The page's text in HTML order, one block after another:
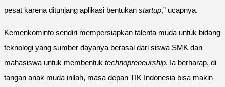
pesat karena ditunjang aplikasi bentukan startup,” ucapnya.
Kemenkominfo sendiri mempersiapkan talenta muda untuk bidang
teknologi yang sumber dayanya berasal dari siswa SMK dan
mahasiswa untuk membentuk technopreneurship. Ia berharap, di
tangan anak muda inilah, masa depan TIK Indonesia bisa makin